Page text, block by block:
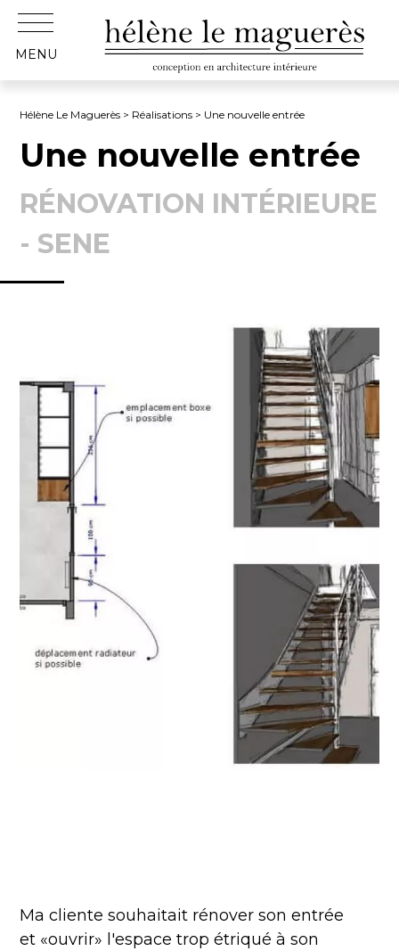
MENU
Hélène Le Maguerès > Réalisations > Une nouvelle entrée
Une nouvelle entrée
RÉNOVATION INTÉRIEURE
- SENE
Ma cliente souhaitait rénover son entrée
et «ouvrir» l'espace trop étriqué à son